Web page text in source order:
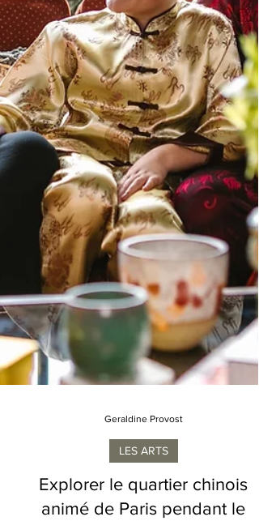
Geraldine Provost
LES ARTS
Explorer le quartier chinois